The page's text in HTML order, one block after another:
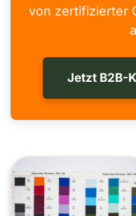
von zertifizierter
Jetzt B2B-